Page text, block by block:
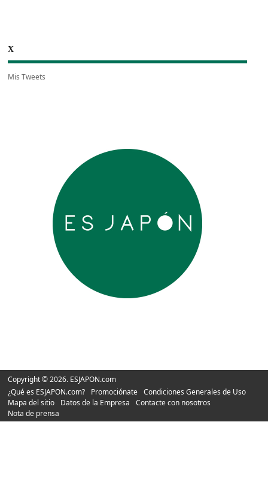
X
Mis Tweets
Copyright © 2026. ESJAPON.com
¿Qué es ESJAPON.com?
Promociónate
Condiciones Generales de Uso
Mapa del sitio
Datos de la Empresa
Contacte con nosotros
Nota de prensa